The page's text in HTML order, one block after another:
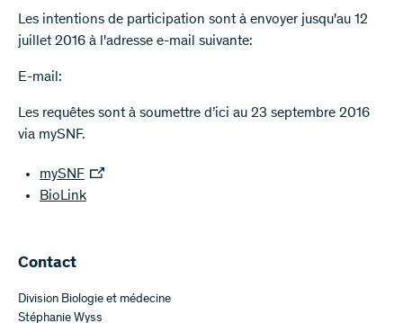
Les intentions de participation sont à envoyer jusqu'au 12
juillet 2016 à l'adresse e-mail suivante:
E-mail:
Les requêtes sont à soumettre d’ici au 23 septembre 2016
via mySNF.
mySNF
BioLink
​​Contact
Division Biologie et médecine
Stéphanie Wyss